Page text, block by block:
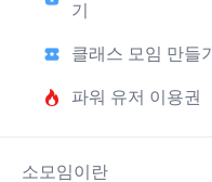
기
클래스 모임 만들기
파워 유저 이용권
소모임이란